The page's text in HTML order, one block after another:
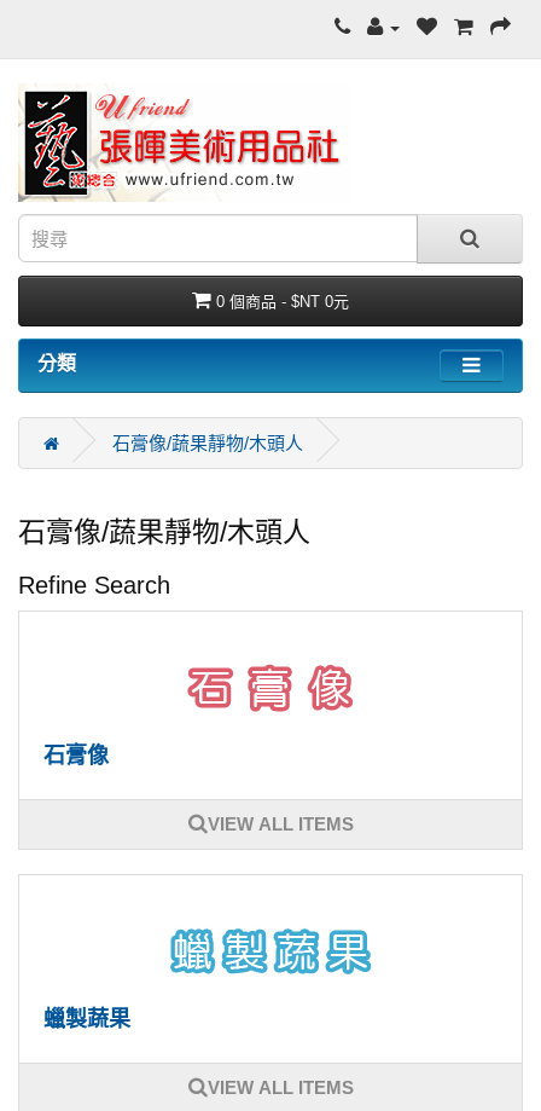
0 個商品 - $NT 0元
分類
石膏像/蔬果靜物/木頭人
石膏像/蔬果靜物/木頭人
Refine Search
石膏像
VIEW ALL ITEMS
蠟製蔬果
VIEW ALL ITEMS